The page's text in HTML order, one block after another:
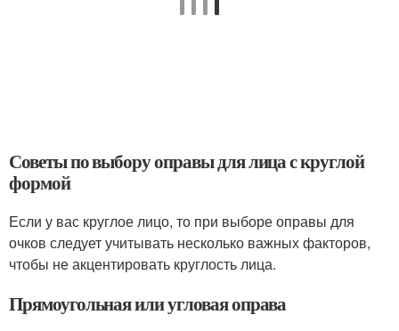
Советы по выбору оправы для лица с круглой
формой
Если у вас круглое лицо, то при выборе оправы для
очков следует учитывать несколько важных факторов,
чтобы не акцентировать круглость лица.
Прямоугольная или угловая оправа